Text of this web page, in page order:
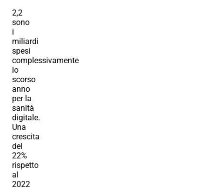
2,2
sono
i
miliardi
spesi
complessivamente
lo
scorso
anno
per la
sanità
digitale.
Una
crescita
del
22%
rispetto
al
2022